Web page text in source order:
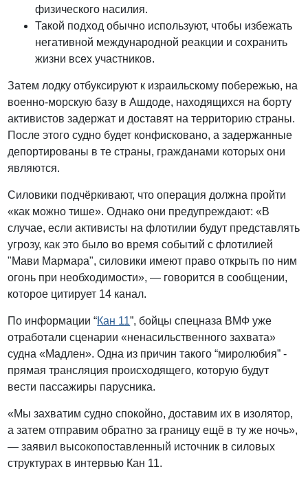
физического насилия.
Такой подход обычно используют, чтобы избежать
негативной международной реакции и сохранить
жизни всех участников.
Затем лодку отбуксируют к израильскому побережью, на
военно-морскую базу в Ашдоде, находящихся на борту
активистов задержат и доставят на территорию страны.
После этого судно будет конфисковано, а задержанные
депортированы в те страны, гражданами которых они
являются.
Силовики подчёркивают, что операция должна пройти
«как можно тише». Однако они предупреждают: «В
случае, если активисты на флотилии будут представлять
угрозу, как это было во время событий с флотилией
"Мави Мармара", силовики имеют право открыть по ним
огонь при необходимости», — говорится в сообщении,
которое цитирует 14 канал.
По информации “Кан 11”, бойцы спецназа ВМФ уже
отработали сценарии «ненасильственного захвата»
судна «Мадлен». Одна из причин такого “миролюбия” -
прямая трансляция происходящего, которую будут
вести пассажиры парусника.
«Мы захватим судно спокойно, доставим их в изолятор,
а затем отправим обратно за границу ещё в ту же ночь»,
— заявил высокопоставленный источник в силовых
структурах в интервью Кан 11.